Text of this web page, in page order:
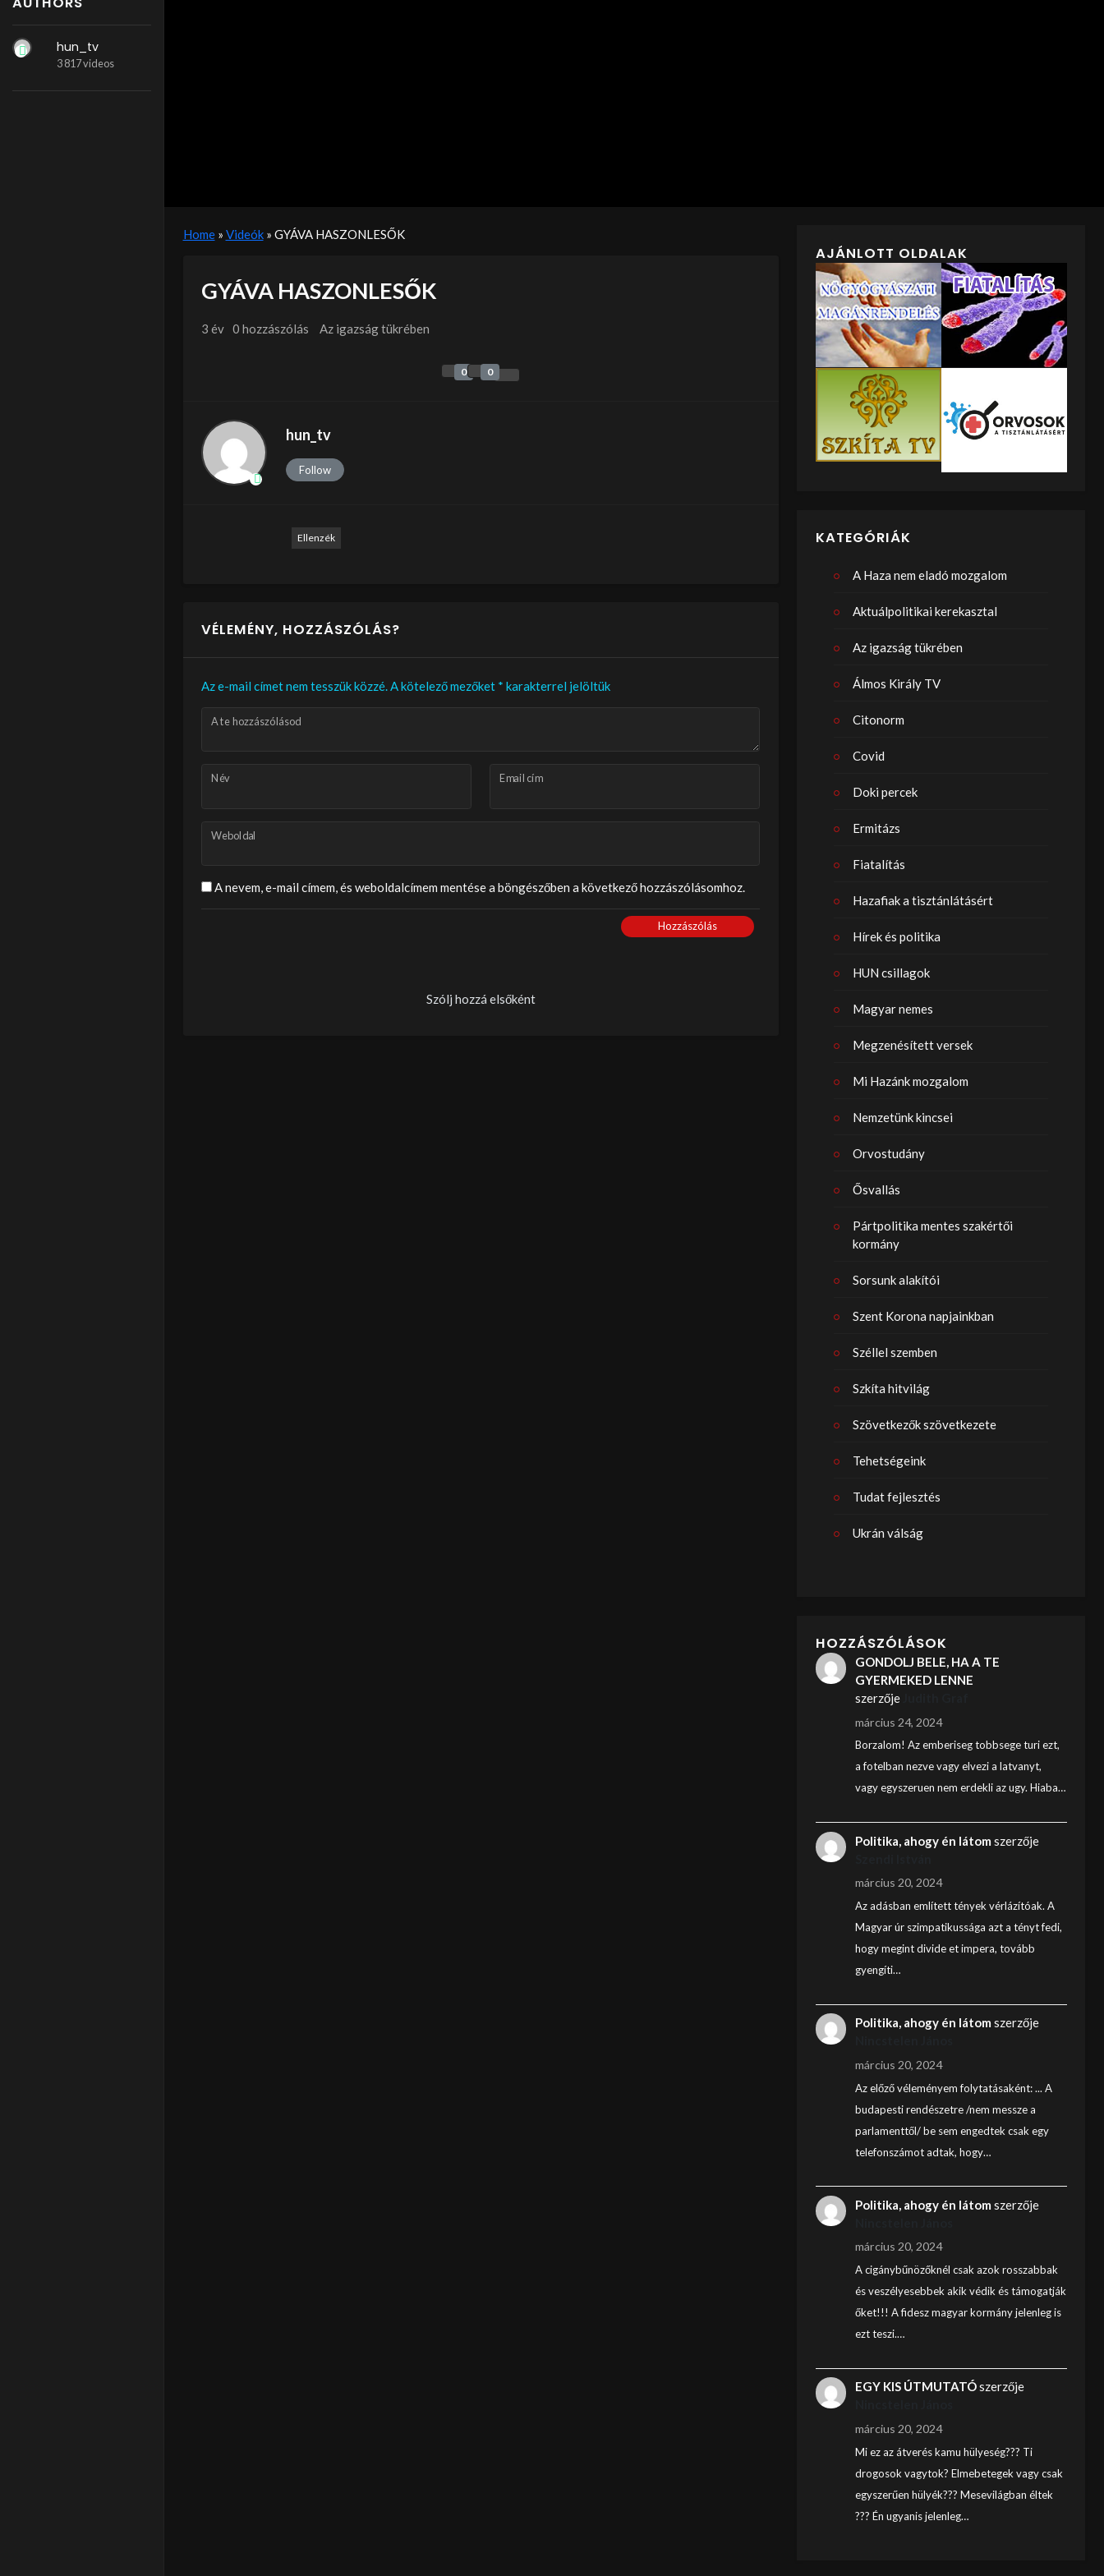
hun_tv
3 817 videos
Home» Videók» GYÁVA HASZONLESŐK
GYÁVA HASZONLESŐK
3 év 0 hozzászólás Az igazság tükrében
0 0
hun_tv
Follow
Ellenzék
VÉLEMÉNY, HOZZÁSZÓLÁS?
Az e-mail címet nem tesszük közzé. A kötelező mezőket * karakterrel jelöltük
A te hozzászólásod
Név Email cím
Weboldal
A nevem, e-mail címem, és weboldalcímem mentése a böngészőben a következő hozzászólásomhoz.
Hozzászólás
Szólj hozzá elsőként
AJÁNLOTT OLDALAK
KATEGÓRIÁK
A Haza nem eladó mozgalom
Aktuálpolitikai kerekasztal
Az igazság tükrében
Álmos Király TV
Citonorm
Covid
Doki percek
Ermitázs
Fiatalítás
Hazafiak a tisztánlátásért
Hírek és politika
HUN csillagok
Magyar nemes
Megzenésített versek
Mi Hazánk mozgalom
Nemzetünk kincsei
Orvostudány
Ősvallás
Pártpolitika mentes szakértői
kormány
Sorsunk alakítói
Szent Korona napjainkban
Széllel szemben
Szkíta hitvilág
Szövetkezők szövetkezete
Tehetségeink
Tudat fejlesztés
Ukrán válság
HOZZÁSZÓLÁSOK
GONDOLJ BELE, HA A TE
GYERMEKED LENNE
szerzője
március 24, 2024
Borzalom! Az emberiseg tobbsege turi ezt,
a fotelban nezve vagy elvezi a latvanyt,
vagy egyszeruen nem erdekli az ugy. Hiaba…
Politika, ahogy én látom szerzője
március 20, 2024
Az adásban említett tények vérlázítóak. A
Magyar úr szimpatikussága azt a tényt fedi,
hogy megint divide et impera, tovább
gyengíti…
Politika, ahogy én látom szerzője
március 20, 2024
Az előző véleményem folytatásaként: ... A
budapesti rendészetre /nem messze a
parlamenttől/ be sem engedtek csak egy
telefonszámot adtak, hogy…
Politika, ahogy én látom szerzője
március 20, 2024
A cigánybűnözőknél csak azok rosszabbak
és veszélyesebbek akik védik és támogatják
őket!!! A fidesz magyar kormány jelenleg is
ezt teszi.…
EGY KIS ÚTMUTATÓszerzője
március 20, 2024
Mi ez az átverés kamu hülyeség??? Ti
drogosok vagytok? Elmebetegek vagy csak
egyszerűen hülyék??? Mesevilágban éltek
??? Én ugyanis jelenleg…